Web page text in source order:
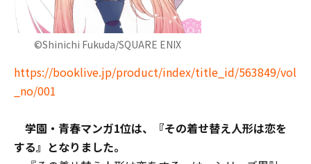
©Shinichi Fukuda/SQUARE ENIX
https://booklive.jp/product/index/title_id/563849/vol
_no/001
学園・青春マンガ1位は、『その着せ替え人形は恋を
する』となりました。